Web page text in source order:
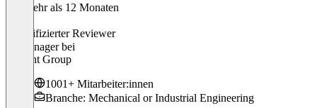
Vor mehr als 12 Monaten
Verifizierter Reviewer
IT Managerbei
Vaillant Group
1001+ Mitarbeiter:innen
Branche: Mechanical or Industrial Engineering